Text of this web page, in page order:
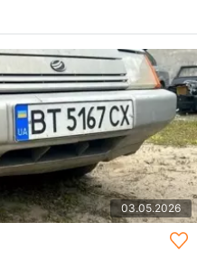
03.05.2026